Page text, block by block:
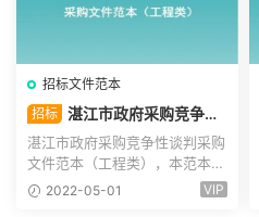
招标文件范本
招标 湛江市政府采购竞争性
谈判采购文件范本（工程类）
湛江市政府采购竞争性谈判采购
文件范本（工程类），本范本由
联盈标讯整理，免费提...
2022-05-01 VIP